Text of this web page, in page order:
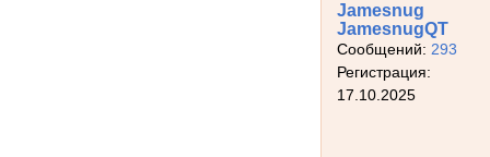
Jamesnug
JamesnugQT
Сообщений:293
Регистрация:
17.10.2025